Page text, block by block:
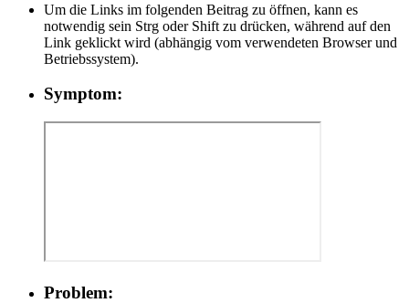
Um die Links im folgenden Beitrag zu öffnen, kann es
notwendig sein Strg oder Shift zu drücken, während auf den
Link geklickt wird (abhängig vom verwendeten Browser und
Betriebssystem).
Symptom:
Problem: